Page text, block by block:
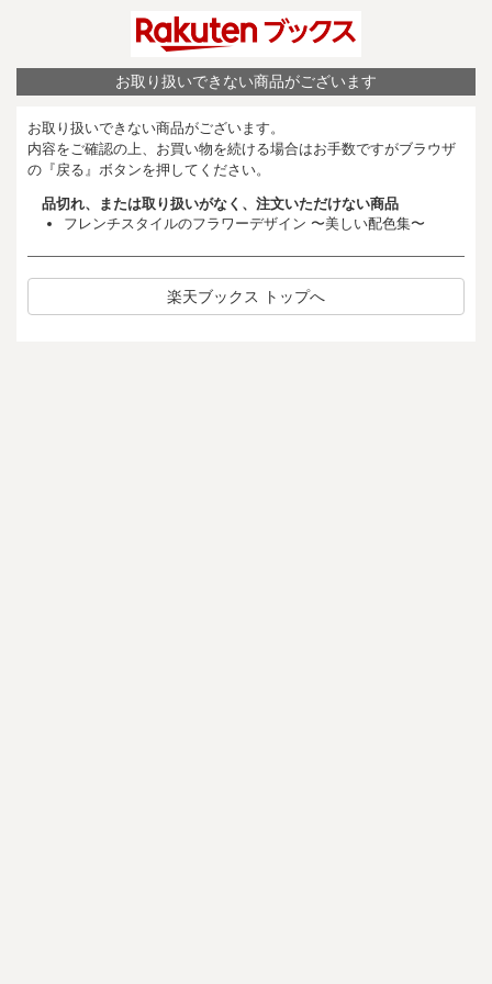
お取り扱いできない商品がございます
お取り扱いできない商品がございます。
内容をご確認の上、お買い物を続ける場合はお手数ですがブラウザ
の『戻る』ボタンを押してください。
品切れ、または取り扱いがなく、注文いただけない商品
フレンチスタイルのフラワーデザイン 〜美しい配色集〜
楽天ブックス トップへ